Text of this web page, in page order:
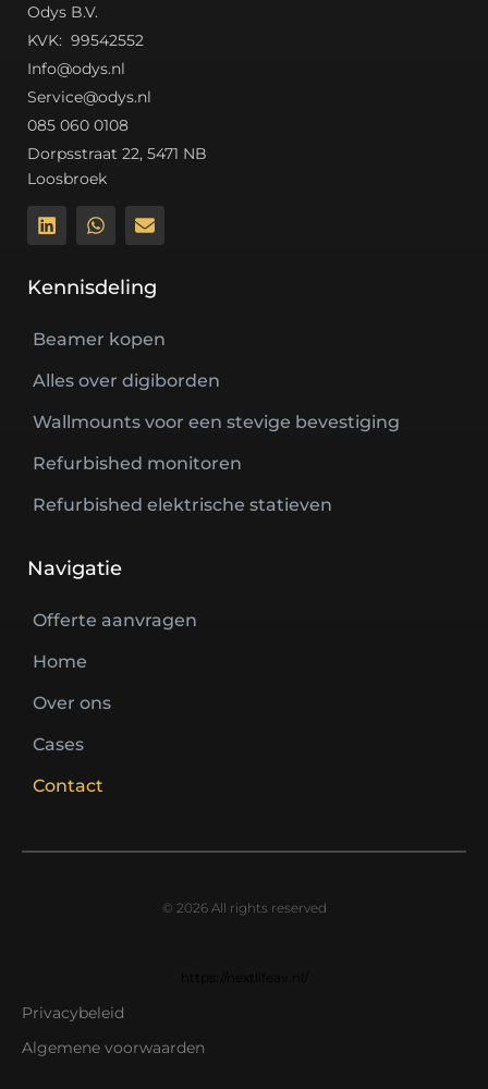
Odys B.V.
KVK: 99542552
Info@odys.nl
Service@odys.nl
085 060 0108
Dorpsstraat 22, 5471 NB
Loosbroek
Kennisdeling
Beamer kopen
Alles over digiborden
Wallmounts voor een stevige bevestiging
Refurbished monitoren
Refurbished elektrische statieven
Navigatie
Offerte aanvragen
Home
Over ons
Cases
Contact
© 2026 All rights reserved
Privacybeleid
Algemene voorwaarden